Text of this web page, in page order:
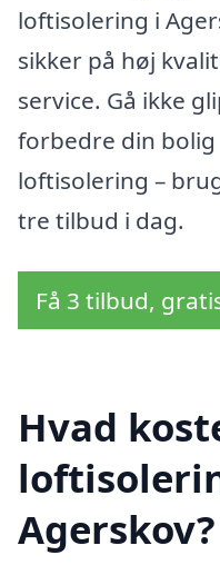
loftisolering i
sikker på høj
service. Gå ikke
forbedre din
loftisolering –
tre tilbud i dag.
Få 3 tilbud,
Hvad
Agerskov?